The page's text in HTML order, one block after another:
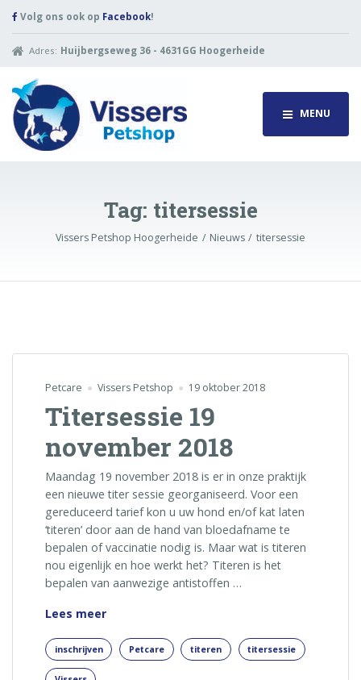
Volg ons ook op Facebook!
Adres: Huijbergseweg 36 - 4631GG Hoogerheide
MENU
Tag: titersessie
Vissers Petshop Hoogerheide Nieuws titersessie
Petcare Vissers Petshop 19 oktober 2018
Titersessie 19
november 2018
Maandag 19 november 2018 is er in onze praktijk
een nieuwe titer sessie georganiseerd. Voor een
gereduceerd tarief kon u uw hond en/of kat laten
‘titeren’ door aan de hand van bloedafname te
bepalen of vaccinatie nodig is. Maar wat is titeren
nou eigenlijk en hoe werkt het? Titeren is het
bepalen van aanwezige antistoffen …
Lees meerTitersessie
november
2018
inschrijven Petcare titeren titersessie